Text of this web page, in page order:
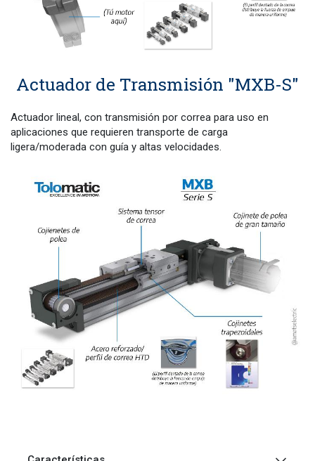
Actuador de Transmisión "MXB-S"
Actuador lineal, con transmisión por correa para uso en
aplicaciones que requieren transporte de carga
ligera/moderada con guía y altas velocidades.